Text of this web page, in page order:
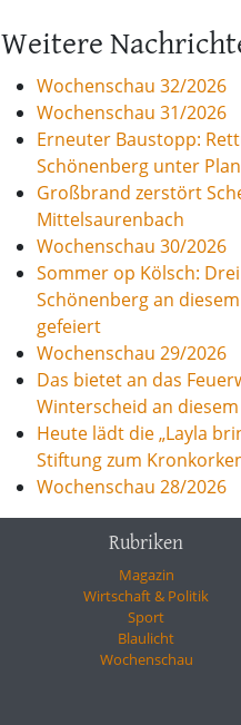
Weitere
Wochenschau 32/2026
Wochenschau 31/2026
Erneuter Baustopp:
Schönenberg unter
Großbrand zerstört
Mittelsaurenbach
Wochenschau 30/2026
Sommer op Kölsch:
Schönenberg an
gefeiert
Wochenschau 29/2026
Das bietet an das
Winterscheid an
Heute lädt die „Layla
Stiftung zum
Wochenschau 28/2026
Rubriken
Magazin
Wirtschaft & Politik
Sport
Blaulicht
Wochenschau